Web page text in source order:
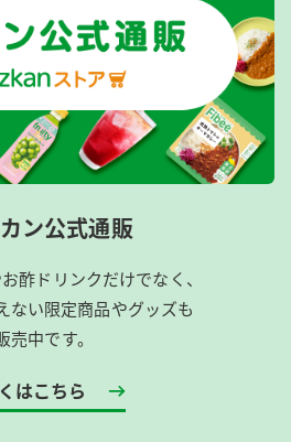
ン公式通販
酢ドリンクだけでなく、
ない限定商品やグッズも
売中です。
はこちら